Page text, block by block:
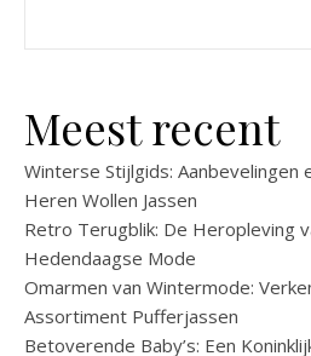
Meest recent
Winterse Stijlgids: Aanbevelingen
Heren Wollen Jassen
Retro Terugblik: De Heropleving
Hedendaagse Mode
Omarmen van Wintermode:
Assortiment Pufferjassen
Betoverende Baby’s: Een